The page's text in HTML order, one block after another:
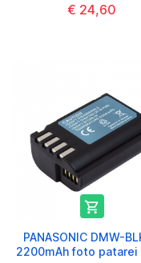
€ 24,60

PANASONIC DMW-
2200mAh foto patarei